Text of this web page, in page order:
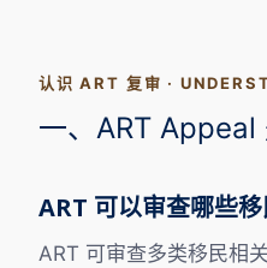
认识 ART 复审 ·
一、ART Appeal
ART 可以审查哪些移
ART 可审查多类移民相